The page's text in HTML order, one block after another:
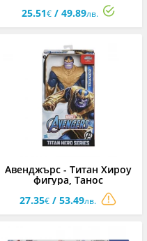
25.51€/ 49.89лв.
Авенджърс - Титан Хироу
фигура, Танос
27.35€ / 53.49лв.